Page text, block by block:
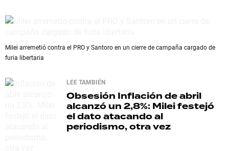
Milei arremetió contra el PRO y Santoro en un cierre de campaña cargado de
furia libertaria
LEE TAMBIÉN
Obsesión Inflación de abril
alcanzó un 2,8%: Milei festejó
el dato atacando al
periodismo, otra vez